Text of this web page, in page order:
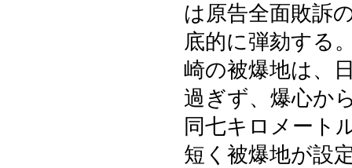
は原告全面敗訴
底的に弾劾する
崎の被爆地は、
過ぎず、爆心か
同七キロメート
短く被爆地が設